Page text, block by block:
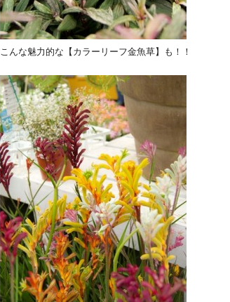
こんな魅力的な【カラーリーフ金魚草】も！！